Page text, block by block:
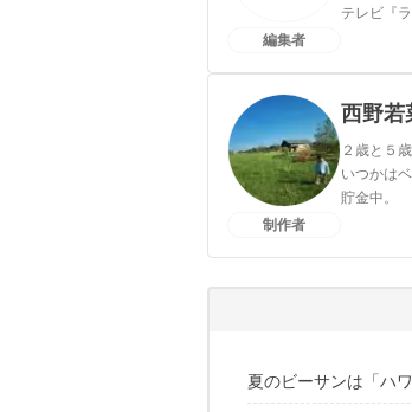
編集者
テレビ『
制作者
西野若
２歳と５
いつかは
貯金中。
夏のビーサンは「ハ